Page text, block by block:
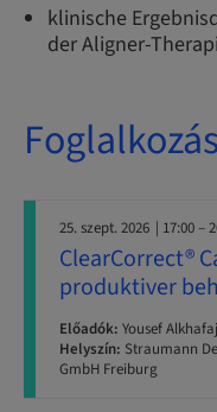
klinische
der Aligner-
25. szept. 2026 | 17:00 –
ClearCorrect®
produktiver
Előadók: Yousef
Helyszín: Straumann
GmbH Freiburg